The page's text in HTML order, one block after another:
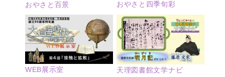
おやさと百景 おやさと四季旬彩
WEB展示室 天理図書館文学ナビ